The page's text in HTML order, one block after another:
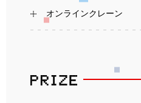
オンラインクレーン